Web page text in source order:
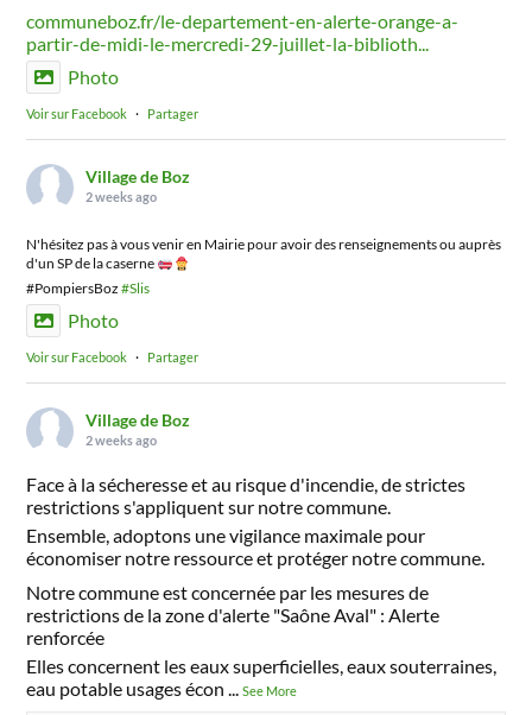
communeboz.fr/le-departement-en-alerte-orange-a-
partir-de-midi-le-mercredi-29-juillet-la-biblioth...
Photo
Voir sur Facebook · Partager
Village de Boz
2 weeks ago
N'hésitez pas à vous venir en Mairie pour avoir des renseignements ou auprès
d'un SP de la caserne
#PompiersBoz#Slis
Photo
Voir sur Facebook · Partager
Village de Boz
2 weeks ago
Face à la sécheresse et au risque d'incendie, de strictes
restrictions s'appliquent sur notre commune.
Ensemble, adoptons une vigilance maximale pour
économiser notre ressource et protéger notre commune.
Notre commune est concernée par les mesures de
restrictions de la zone d'alerte "Saône Aval" : Alerte
renforcée
Elles concernent les eaux superficielles, eaux souterraines,
eau potable usages écon ...See More